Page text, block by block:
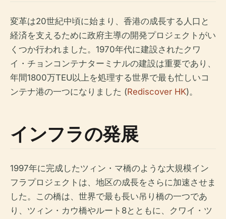
変革は20世紀中頃に始まり、香港の成長する人口と
経済を支えるために政府主導の開発プロジェクトがい
くつか行われました。1970年代に建設されたクワ
イ・チョンコンテナターミナルの建設は重要であり、
年間1800万TEU以上を処理する世界で最も忙しいコ
ンテナ港の一つになりました (Rediscover HK)。
インフラの発展
1997年に完成したツィン・マ橋のような大規模イン
フラプロジェクトは、地区の成長をさらに加速させま
した。この橋は、世界で最も長い吊り橋の一つであ
り、ツィン・カウ橋やルート8とともに、クワイ・ツ